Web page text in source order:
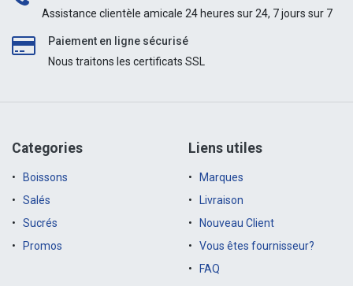
Assistance clientèle amicale 24 heures sur 24, 7 jours sur 7
Paiement en ligne sécurisé
Nous traitons les certificats SSL
Categories
Boissons
Salés
Sucrés
Promos
Liens utiles
Marques
Livraison
Nouveau Client
Vous êtes fournisseur?
FAQ